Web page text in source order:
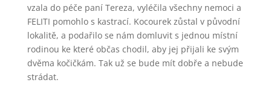
vzala do péče paní Tereza, vyléčila všechny nemoci a
FELITI pomohlo s kastrací. Kocourek zůstal v původní
lokalitě, a podařilo se nám domluvit s jednou místní
rodinou ke které občas chodil, aby jej přijali ke svým
dvěma kočičkám. Tak už se bude mít dobře a nebude
strádat.